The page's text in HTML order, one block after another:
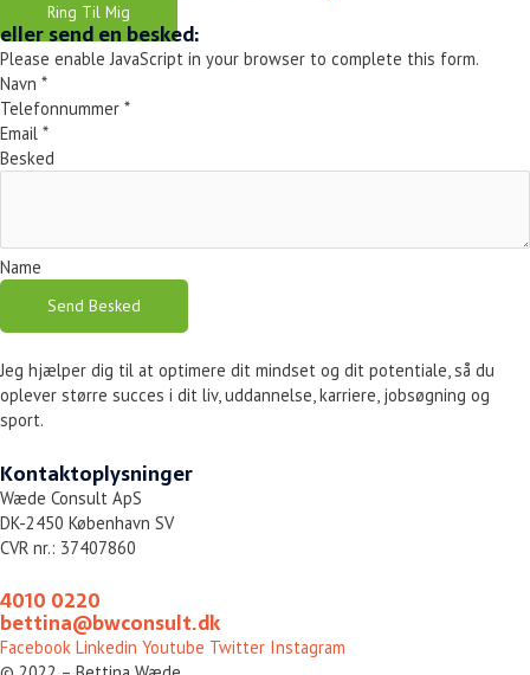
Ring Til Mig
eller send en besked:
Please enable JavaScript in your browser to complete this form.
Navn *
Telefonnummer *
Email *
Besked
Name
Send Besked
Jeg hjælper dig til at optimere dit mindset og dit potentiale, så du
oplever større succes i dit liv, uddannelse, karriere, jobsøgning og
sport.
Kontaktoplysninger
Wæde Consult ApS
DK-2450 København SV
CVR nr.: 37407860
4010 0220
bettina@bwconsult.dk
Facebook Linkedin Youtube Twitter Instagram